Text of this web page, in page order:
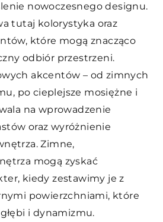
nowoczesnego designu.
tutaj kolorystyka oraz
które mogą znacząco
odbiór przestrzeni.
akcentów – od zimnych
po cieplejsze mosiężne i
na wprowadzenie
oraz wyróżnienie
Zimne,
mogą zyskać
kiedy zestawimy je z
powierzchniami, które
i dynamizmu.